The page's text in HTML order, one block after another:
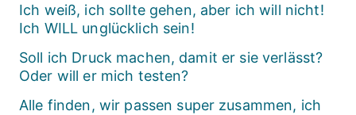
Ich weiß, ich sollte gehen, aber ich will nicht!
Ich WILL unglücklich sein!
Soll ich Druck machen, damit er sie verlässt?
Oder will er mich testen?
Alle finden, wir passen super zusammen, ich